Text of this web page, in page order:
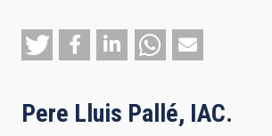
ayuda
a
navegación
Pere Lluis Pallé, IAC.